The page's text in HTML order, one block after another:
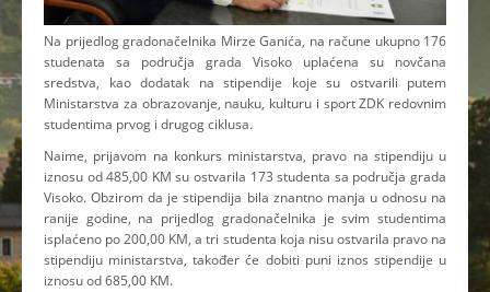
Na prijedlog gradonačelnika Mirze Ganića, na račune ukupno 176
studenata sa područja grada Visoko uplaćena su novčana
sredstva, kao dodatak na stipendije koje su ostvarili putem
Ministarstva za obrazovanje, nauku, kulturu i sport ZDK redovnim
studentima prvog i drugog ciklusa.
Naime, prijavom na konkurs ministarstva, pravo na stipendiju u
iznosu od 485,00 KM su ostvarila 173 studenta sa područja grada
Visoko. Obzirom da je stipendija bila znantno manja u odnosu na
ranije godine, na prijedlog gradonačelnika je svim studentima
isplaćeno po 200,00 KM, a tri studenta koja nisu ostvarila pravo na
stipendiju ministarstva, također će dobiti puni iznos stipendije u
iznosu od 685,00 KM.